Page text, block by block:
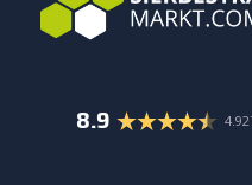
8.9